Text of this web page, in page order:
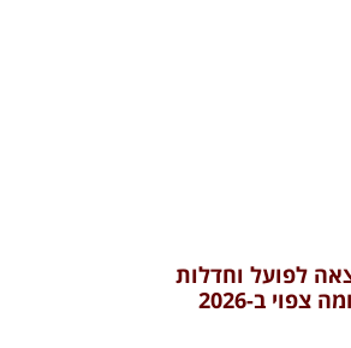
לפועל וחדלות